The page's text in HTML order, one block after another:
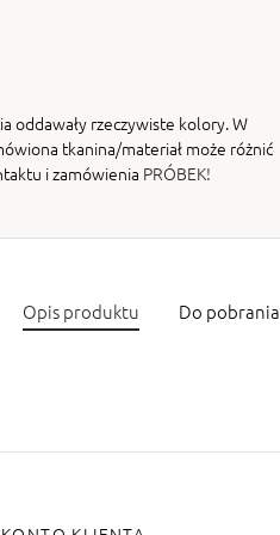
oddawały rzeczywiste kolory. W
tkanina/materiał może różnić
i zamówienia PRÓBEK!
Opis produktu Do pobrania